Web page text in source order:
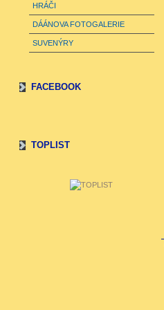
HRÁČI
DÁÁNOVA FOTOGALERIE
SUVENÝRY
FACEBOOK
TOPLIST